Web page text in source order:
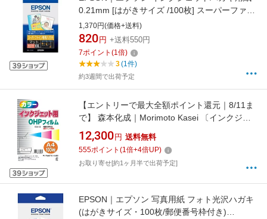
0.21mm [はがきサイズ /100枚] スーパーファイ
ン専用(郵便番号枠あり) KH100SF [坪量：175g
／m2、厚さ：0.21mm][KH100SF]
1,370円(価格+送料)
820 円 +送料550円
7ポイント (1倍)
3(1件)
約3週間で出荷予定
【エントリーで最大全額ポイント還元｜8/11ま
で】 森本化成｜Morimoto Kasei 〔インクジェ
ット〕OHPフィルム 0.10mm [A4 /100枚] BG32
12,300 円 送料無料
555ポイント (1倍+4倍UP)
お取り寄せ[約1ヶ月半で出荷予定]
EPSON｜エプソン 写真用紙 フォト光沢ハガキ
(はがきサイズ・100枚/郵便番号枠付き)